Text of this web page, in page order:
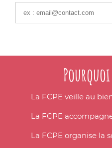
La FCPE veille au
La FCPE
La FCPE organise la